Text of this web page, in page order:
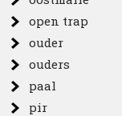
open trap
ouder
ouders
paal
pir